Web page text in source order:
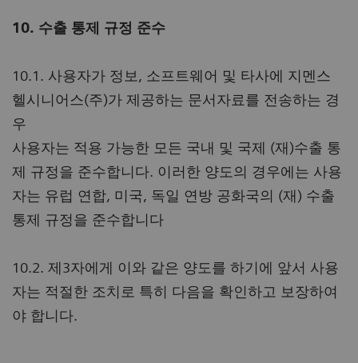
10. 수출 통제 규정 준수
10.1. 사용자가 정보, 소프트웨어 및 타사에 지멘스
헬시니어스(주)가 제공하는 문서자료를 전송하는 경
우
사용자는 적용 가능한 모든 국내 및 국제 (재)수출 통
제 규정을 준수합니다. 이러한 양도의 경우에는 사용
자는 유럽 연합, 미국, 독일 연방 공화국의 (재) 수출
통제 규정을 준수합니다
10.2. 제3자에게 이와 같은 양도를 하기에 앞서 사용
자는 적절한 조치로 특히 다음을 확인하고 보장하여
야 합니다.